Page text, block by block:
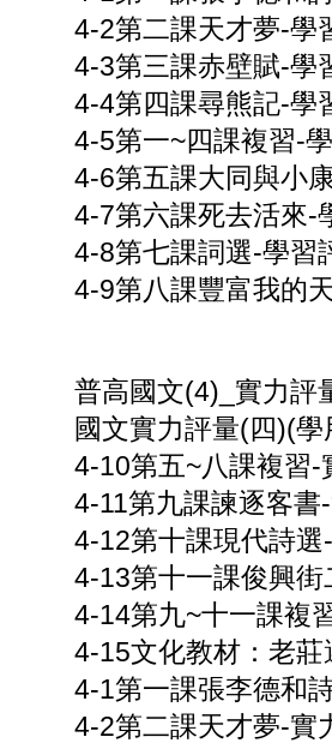
4-2第二課天才夢-學
4-3第三課赤壁賦-學
4-4第四課尋熊記-學
4-5第一~四課複習-
4-6第五課大同與小
4-7第六課死去活來-
4-8第七課詞選-學習
4-9第八課豐富我的
普高國文(4)_實力評
國文實力評量(四)(學
4-10第五~八課複習-
4-11第九課諫逐客
4-12第十課現代詩
4-13第十一課俊興
4-14第九~十一課複
4-15文化教材：老
4-1第一課張李德和
4-2第二課天才夢-實